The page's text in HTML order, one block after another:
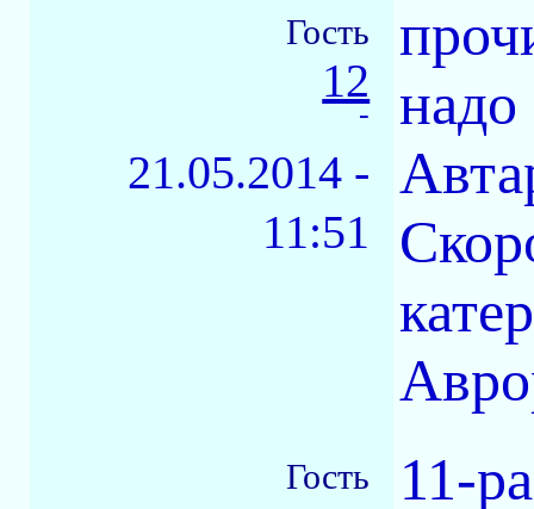
Гость
12
-
21.05.2014 -
11:51
надо
Гость
11-